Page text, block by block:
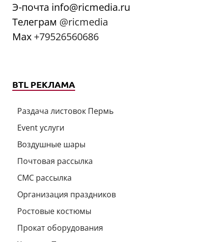
Э-почта info@ricmedia.ru
Телеграм @ricmedia
Мах +79526560686
BTL РЕКЛАМА
Раздача листовок Пермь
Event услуги
Воздушные шары
Почтовая рассылка
СМС рассылка
Организация праздников
Ростовые костюмы
Прокат оборудования